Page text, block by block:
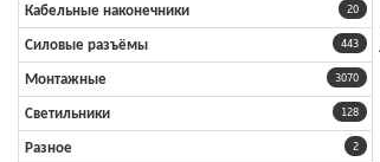
20
Кабельные наконечники
443
Силовые разъёмы
3070
Монтажные
128
Светильники
2
Разное